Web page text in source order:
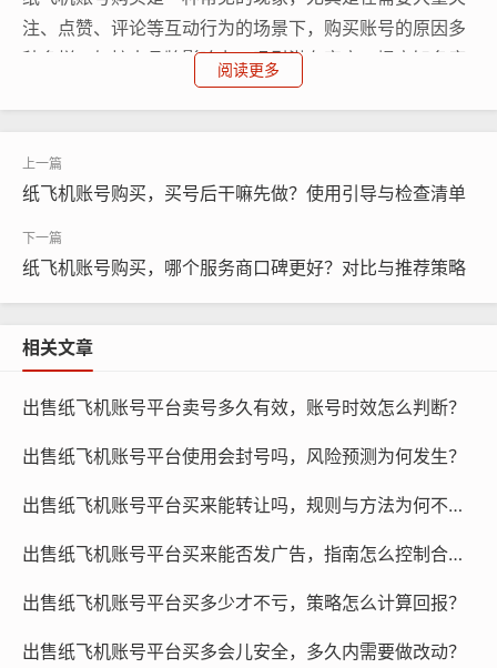
注、点赞、评论等互动行为的场景下，购买账号的原因多
种多样，如扩大品牌影响力、吸引潜在客户、提高知名度
等，购买账号并非长久之计，因为平台对于账号的管理和
保账号不被降权。
纸飞机账号活跃度与降权
16888.com
容、互动、点赞等，如果账号在一定时间内不活跃，平台
阅读更多
纸飞机账号购买，买号后干嘛先做？使用引导与检查清单
纸飞机账号购买，哪个服务商口碑更好？对比与推荐策略
相关文章
出售纸飞机账号平台卖号多久有效，账号时效怎么判断？
出售纸飞机账号平台使用会封号吗，风险预测为何发生？
出售纸飞机账号平台买来能转让吗，规则与方法为何不同？
出售纸飞机账号平台买来能否发广告，指南怎么控制合规？
出售纸飞机账号平台买多少才不亏，策略怎么计算回报？
出售纸飞机账号平台买多会儿安全，多久内需要做改动？